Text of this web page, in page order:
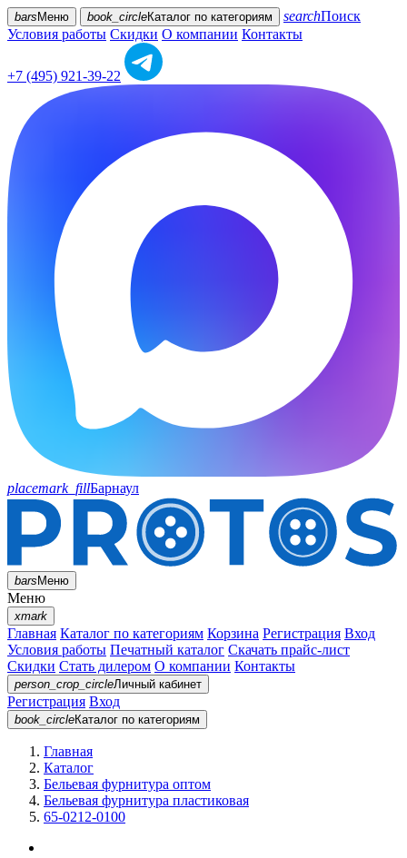
bars Меню book_circleКаталог по категориям searchПоиск
Условия работы Скидки О компании Контакты
+7 (495) 921-39-22
placemark_fillБарнаул
barsМеню
Меню
xmark
Главная Каталог по категориям Корзина Регистрация Вход
Условия работы Печатный каталог Скачать прайс-лист
Скидки Стать дилером О компании Контакты
person_crop_circleЛичный кабинет
Регистрация Вход
book_circleКаталог по категориям
Главная
Каталог
Бельевая фурнитура оптом
Бельевая фурнитура пластиковая
65-0212-0100